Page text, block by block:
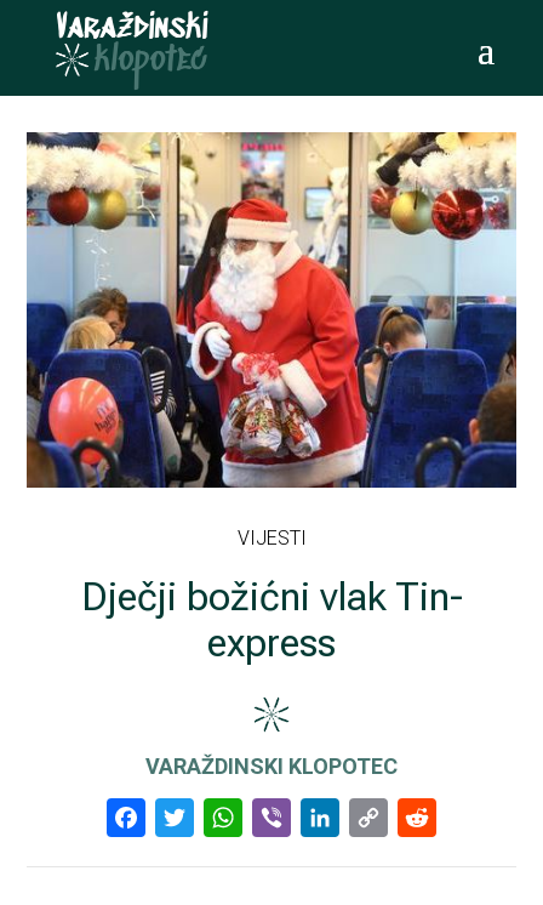
VIJESTI
Dječji božićni vlak Tin-
express
VARAŽDINSKI KLOPOTEC
Facebook
Twitter
WhatsApp
ViberLinkedIn
Copy
Link